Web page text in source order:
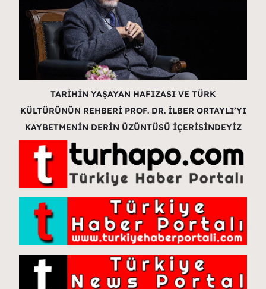
TARİHİN YAŞAYAN HAFIZASI VE TÜRK
KÜLTÜRÜNÜN REHBERİ PROF. DR. İLBER ORTAYLI’YI
KAYBETMENİN DERİN ÜZÜNTÜSÜ İÇERİSİNDEYİZ